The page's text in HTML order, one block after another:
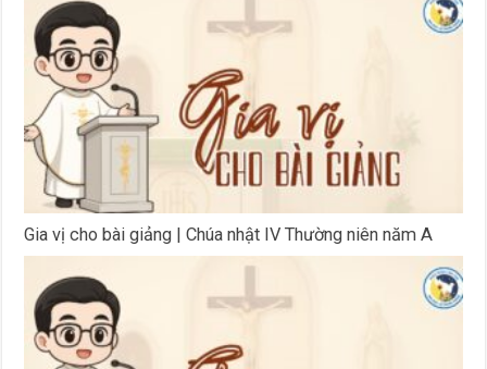
Gia vị cho bài giảng | Chúa nhật IV Thường niên năm A